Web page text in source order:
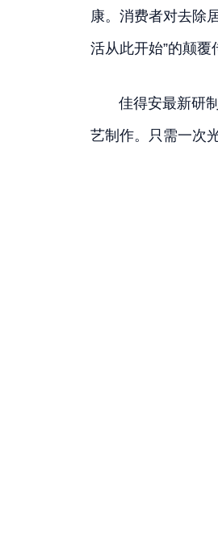
康。消费者对去除
活从此开始”的颠覆
佳得安最新研制
艺制作。只需一次